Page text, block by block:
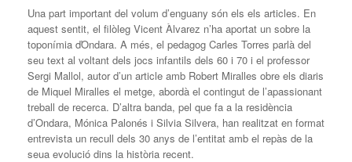
Una part important del volum d’enguany són els els articles. En
aquest sentit, el filòleg Vicent Àlvarez n’ha aportat un sobre la
toponímia ďOndara. A més, el pedagog Carles Torres parlà del
seu text al voltant dels jocs infantils dels 60 i 70 i el professor
Sergi Mallol, autor d’un article amb Robert Miralles obre els diaris
de Miquel Miralles el metge, abordà el contingut de l’apassionant
treball de recerca. D’altra banda, pel que fa a la residència
d’Ondara, Mónica Palonés i Silvia Silvera, han realitzat en format
entrevista un recull dels 30 anys de l’entitat amb el repàs de la
seua evolució dins la història recent.